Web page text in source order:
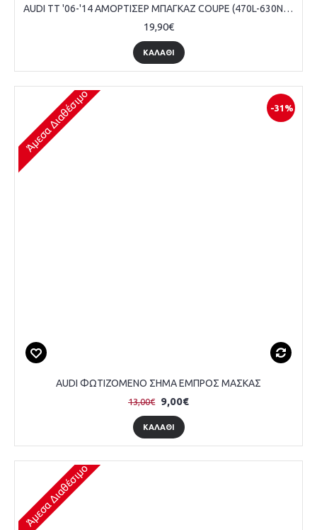
AUDI TT '06-'14 ΑΜΟΡΤΙΣΕΡ ΜΠΑΓΚΑΖ COUPE (470L-630N) MARELLI
19,90€
ΚΑΛΆΘΙ
-31%
Άμεσα Διαθέσιμο
AUDI ΦΩΤΙΖΟΜΕΝΟ ΣΗΜΑ ΕΜΠΡΟΣ ΜΑΣΚΑΣ
13,00€ 9,00€
ΚΑΛΆΘΙ
Άμεσα Διαθέσιμο